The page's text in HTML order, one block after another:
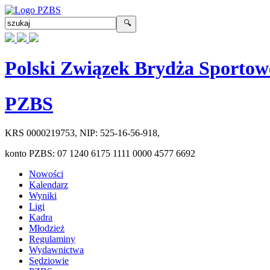
Polski Związek Brydża
PZBS
KRS 0000219753, NIP: 525-16-56-918,
konto PZBS: 07 1240 6175 1111 0000 4577 6692
Nowości
Kalendarz
Wyniki
Ligi
Kadra
Młodzież
Regulaminy
Wydawnictwa
Sędziowie